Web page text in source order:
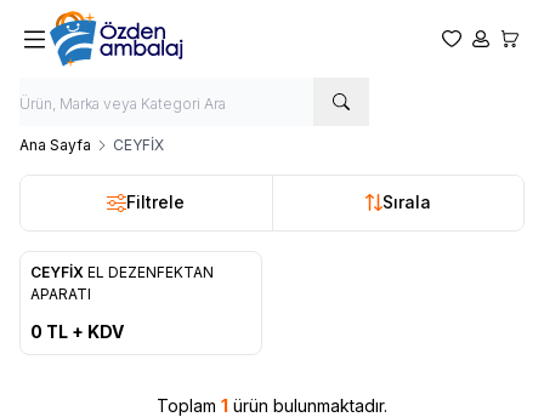
Favorilerim
Hesabım
Ana Sayfa CEYFİX
Filtrele Sırala
Yeni
Favorilere Ekle
CEYFİX EL DEZENFEKTAN
APARATI
0 TL + KDV
Toplam 1 ürün bulunmaktadır.